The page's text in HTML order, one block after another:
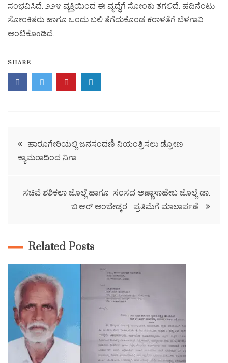
ಸಂಭವಿಸಿದೆ. ೨೨೪ ವ್ಯಕ್ತಿಯಿಂದ ಈ ವೃದ್ಧೆಗೆ ಸೋಂಕು ತಗಲಿದೆ. ಹದಿನೆಂಟು
ಸೋಂಕಿತರು ಹಾಗೂ ಒಂದು ಬಲಿ ತೆಗೆದುಕೊಂಡ ಕರಾಳತೆಗೆ ಬೆಳಗಾವಿ
ಅಂಟಿಕೊoಡಿದೆ.
SHARE
ಹಾರೂಗೇರಿಯಲ್ಲಿ ಜನಸಂದಣಿ ನಿಯಂತ್ರಿಸಲು ಡ್ರೋಣ
ಕ್ಯಾಮರಾದಿಂದ ನಿಗಾ
ಸಚಿವೆ ಶಶಿಕಲಾ ಜೊಲ್ಲೆ ಹಾಗೂ ಸಂಸದ ಅಣ್ಣಾಸಾಹೇಬ ಜೊಲ್ಲೆ ಡಾ.
ಬಿ.ಆರ್ ಅಂಬೇಡ್ಕರ ಪ್ರತಿಮೆಗೆ ಮಾಲಾರ್ಪಣೆ
Related Posts